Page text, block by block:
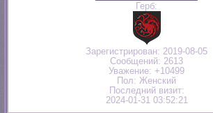
Герб:
Зарегистрирован: 2019-08-05
Сообщений: 2613
Уважение: +10499
Пол: Женский
Последний визит:
2024-01-31 03:52:21